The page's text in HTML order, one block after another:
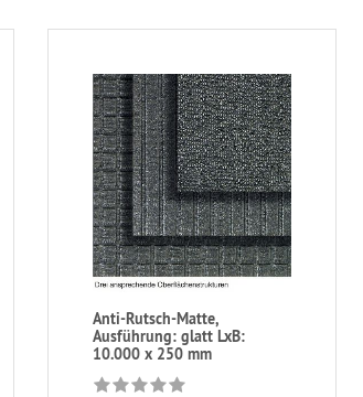
Anti-Rutsch-Matte,
Ausführung: glatt LxB:
10.000 x 250 mm